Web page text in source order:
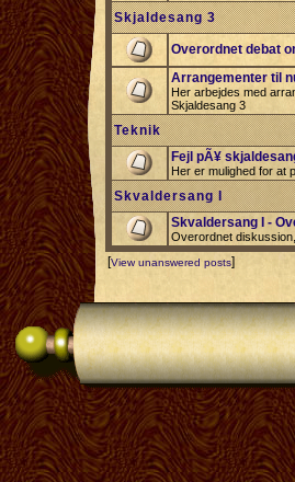
Skjaldesang 3
Overordnet debat
Arrangementer til
Her arbejdes med
Skjaldesang 3
Teknik
Fejl pÃ¥
Her er mulighed for at
Skvaldersang I
Skvaldersang I -
Overordnet
[View unanswered posts]